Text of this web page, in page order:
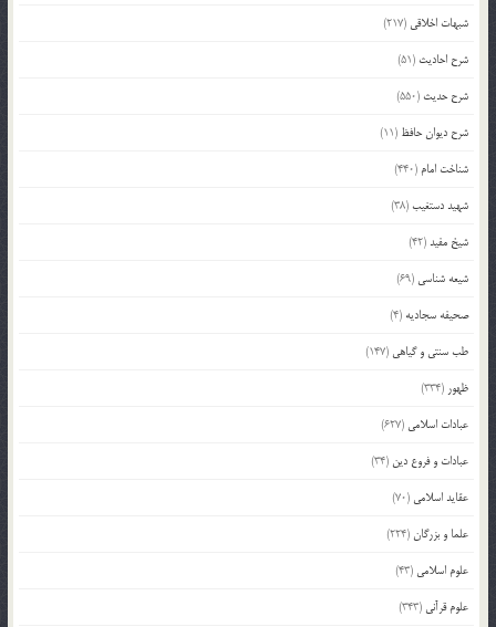
شبهات اخلاقی (217)
شرح احادیث (51)
شرح حدیث (550)
شرح دیوان حافظ (11)
شناخت امام (440)
شهید دستغیب(38)
شیخ مفید(42)
شیعه شناسی (69)
صحیفه سجادیه (4)
طب سنتی و گیاهی (147)
ظهور (334)
عبادات اسلامی (627)
عبادات و فروع دین (34)
عقاید اسلامی (70)
علما و بزرگان(224)
علوم اسلامی (43)
علوم قرآنی (343)